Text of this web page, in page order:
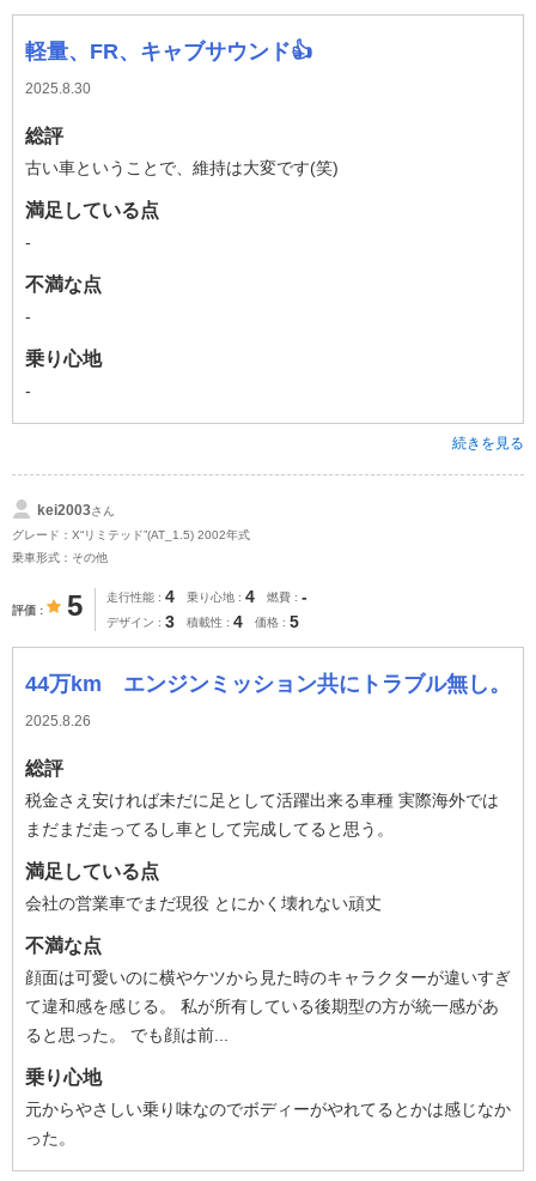
軽量、FR、キャブサウンド👍
2025.8.30
総評
古い車ということで、維持は大変です(笑)
満足している点
-
不満な点
-
乗り心地
-
続きを見る
kei2003さん
グレード：X“リミテッド”(AT_1.5) 2002年式
乗車形式：その他
評価 5 走行性能 4 乗り心地 4 燃費 -
デザイン 3 積載性 4 価格 5
44万km エンジンミッション共にトラブル無し。
2025.8.26
総評
税金さえ安ければ未だに足として活躍出来る車種 実際海外では
まだまだ走ってるし車として完成してると思う。
満足している点
会社の営業車でまだ現役 とにかく壊れない頑丈
不満な点
顔面は可愛いのに横やケツから見た時のキャラクターが違いすぎ
て違和感を感じる。 私が所有している後期型の方が統一感があ
ると思った。 でも顔は前...
乗り心地
元からやさしい乗り味なのでボディーがやれてるとかは感じなか
った。